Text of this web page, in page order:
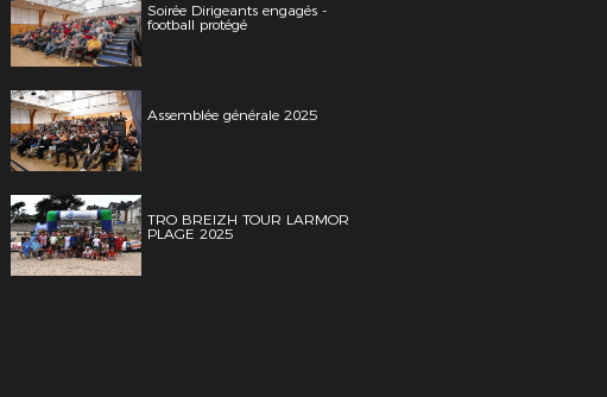
Soirée Dirigeants engagés -
football protégé
Assemblée générale 2025
TRO BREIZH TOUR LARMOR
PLAGE 2025